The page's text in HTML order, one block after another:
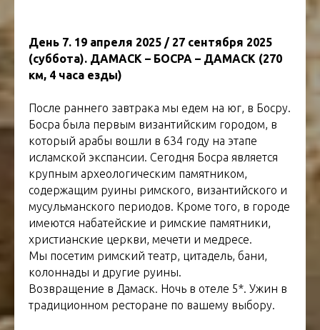
День 7. 19 апреля 2025 / 27 сентября 2025
(суббота). ДАМАСК – БОСРА – ДАМАСК (270
км, 4 часа езды)
После раннего завтрака мы едем на юг, в Босру.
Босра была первым византийским городом, в
который арабы вошли в 634 году на этапе
исламской экспансии. Сегодня Босра является
крупным археологическим памятником,
содержащим руины римского, византийского и
мусульманского периодов. Кроме того, в городе
имеются набатейские и римские памятники,
христианские церкви, мечети и медресе.
Мы посетим римский театр, цитадель, бани,
колоннады и другие руины.
Возвращение в Дамаск. Ночь в отеле 5*. Ужин в
традиционном ресторане по вашему выбору.